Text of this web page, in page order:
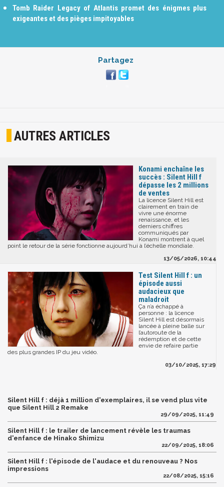
Tomb Raider Legacy of Atlantis promet des énigmes plus
exigeantes et des pièges impitoyables
Partagez
AUTRES ARTICLES
Konami enchaîne les
succès : Silent Hill f
dépasse les 2 millions
de ventes
La licence Silent Hill est
clairement en train de
vivre une énorme
renaissance, et les
derniers chiffres
communiqués par
Konami montrent à quel
point le retour de la série fonctionne aujourd’hui à l’échelle mondiale.
13/05/2026, 10:44
Test Silent Hill f : un
épisode aussi
audacieux que
maladroit
Ça n’a échappé à
personne : la licence
Silent Hill est désormais
lancée à pleine balle sur
l’autoroute de la
rédemption et de cette
envie de refaire partie
des plus grandes IP du jeu vidéo.
03/10/2025, 17:29
Silent Hill f : déjà 1 million d'exemplaires, il se vend plus vite
que Silent Hill 2 Remake
29/09/2025, 11:49
Silent Hill f : le trailer de lancement révèle les traumas
d'enfance de Hinako Shimizu
22/09/2025, 18:06
Silent Hill f : l'épisode de l'audace et du renouveau ? Nos
impressions
22/08/2025, 15:16